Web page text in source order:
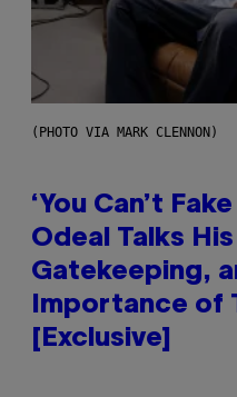
(PHOTO VIA MARK CLENNON)
‘You Can’t
Odeal Talks His
Gatekeeping,
Importance of
[Exclusive]